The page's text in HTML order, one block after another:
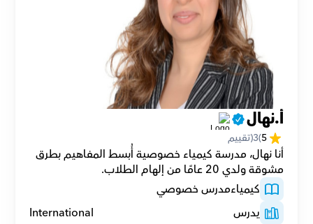
أ.نهال
5
(
3(تقييم
مشوقة ولدي 20 عامًا من إلهام الطلاب.
كيمياءمدرس خصوصي
يدرس
International